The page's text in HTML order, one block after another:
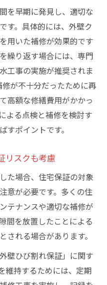
を早期に発見し、適切な
す。具体的には、外壁ク
用いた補修が効果的です
繰り返す場合には、専門
工事の実施が推奨されま
が不十分だったために再
高額な修繕費用がかかっ
よる点検と補修を検討す
すポイントです。
リスクも考慮
た場合、住宅保証の対象
意が必要です。多くの住
テナンスや適切な補修が
間を放置したことによる
される場合があります。
壁ひび割れ保証」に関す
維持するためには、定期